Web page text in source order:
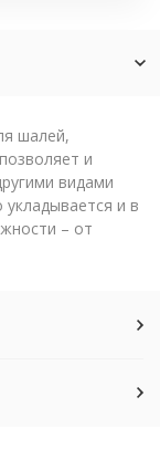
шалей,
и
видами
и в
– от